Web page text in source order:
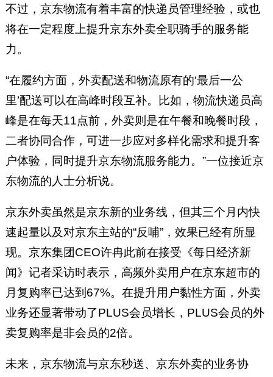
不过，京东物流有着丰富的快递员管理经验，或也
将在一定程度上提升京东外卖全职骑手的服务能
力。
“在履约方面，外卖配送和物流原有的‘最后一公
里’配送可以在高峰时段互补。比如，物流快递员高
峰是在每天11点前，外卖则是在午餐和晚餐时段，
二者协同合作，可进一步应对多样化需求和提升客
户体验，同时提升京东物流服务能力。”一位接近京
东物流的人士分析说。
京东外卖虽然是京东新的业务线，但其三个月内快
速起量以及对京东主站的“反哺”，效果已经有所显
现。京东集团CEO许冉此前在接受《每日经济新
闻》记者采访时表示，高频外卖用户在京东超市的
月复购率已达到67%。在提升用户黏性方面，外卖
业务还显著带动了PLUS会员增长，PLUS会员的外
卖复购率是非会员的2倍。
未来，京东物流与京东秒送、京东外卖的业务协